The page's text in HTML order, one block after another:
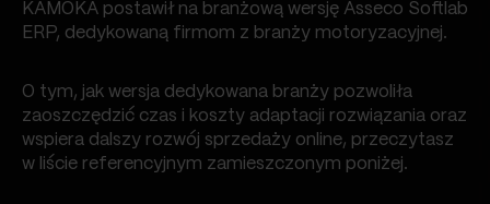
KAMOKA postawił na branżową wersję Asseco Softlab
ERP, dedykowaną firmom z branży motoryzacyjnej.
O tym, jak wersja dedykowana branży pozwoliła
zaoszczędzić czas i koszty adaptacji rozwiązania oraz
wspiera dalszy rozwój sprzedaży online, przeczytasz
w liście referencyjnym zamieszczonym poniżej.